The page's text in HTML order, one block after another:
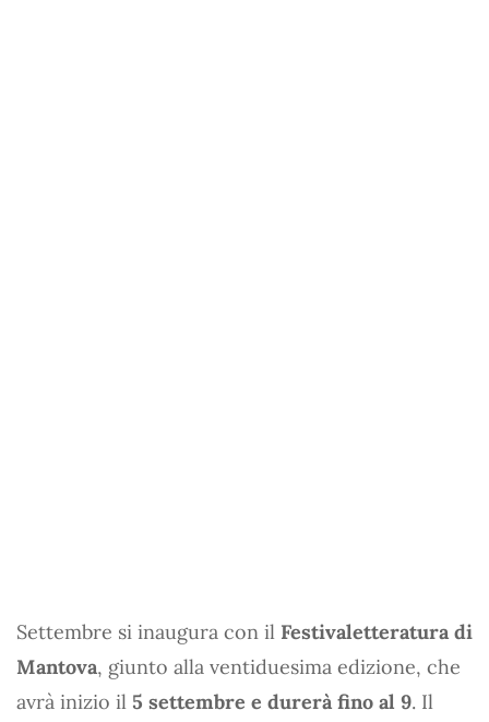
Settembre si inaugura con il Festivaletteratura di
Mantova, giunto alla ventiduesima edizione, che
avrà inizio il 5 settembre e durerà fino al 9. Il